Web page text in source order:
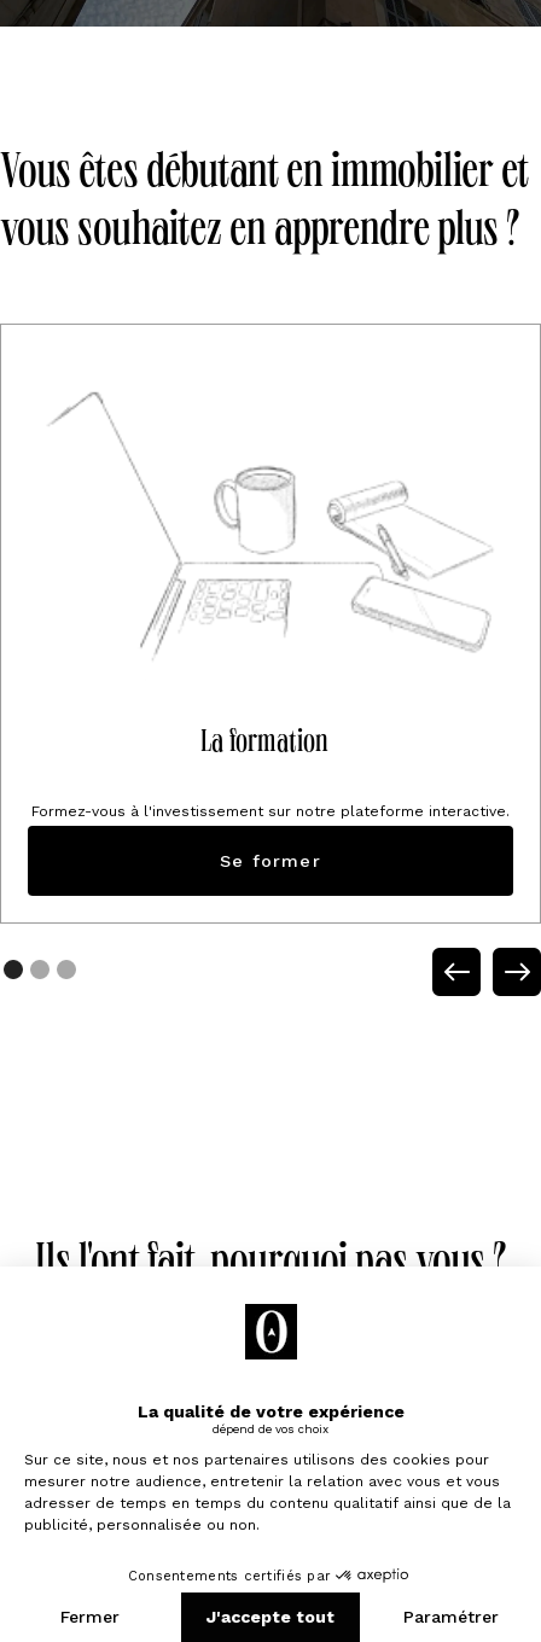
Vous êtes débutant en immobilier et
vous souhaitez en apprendre plus ?
La formation
Formez-vous à l'investissement sur notre plateforme interactive.
Se former
Ils l'ont fait, pourquoi pas vous ?
"Bevouac a très bien répondu à mes attentes, c'était
Je souhaite investir